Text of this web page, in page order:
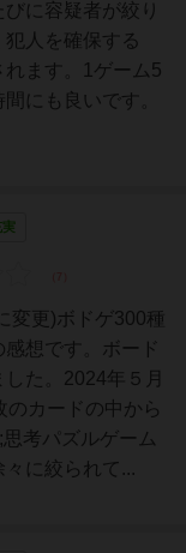
びに容疑者が絞り
人を確保する
ます。1ゲーム5
にも良いです。
実
変更)ボドゲ300種
想です。ボード
た。2024年５月
のカードの中から
考パズルゲーム
に絞られて...